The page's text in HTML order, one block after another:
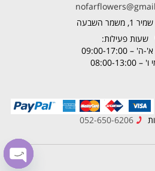
משמר השבעה
שעות פעילות:
– 09:00-17:00
– 08:00-13:00